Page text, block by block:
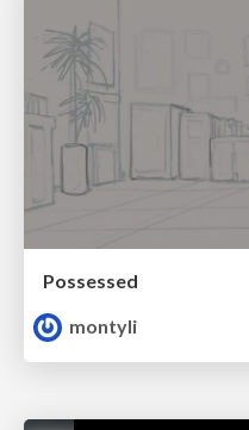
Possessed
montyli